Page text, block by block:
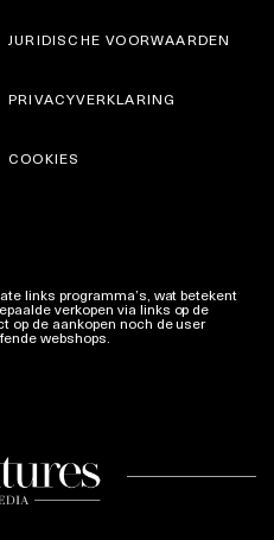
JURIDISCHE VOORWAARDEN
PRIVACYVERKLARING
COOKIES
links programma’s, wat betekent
verkopen via links op de
op de aankopen noch de user
webshops.